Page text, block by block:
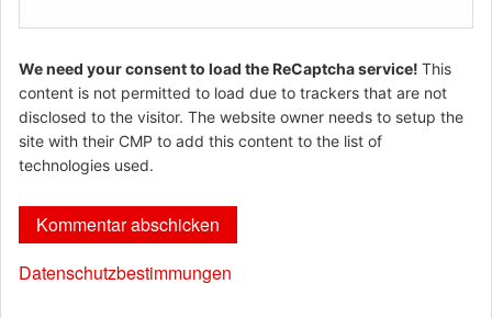
We need your consent to load the ReCaptcha service! This
content is not permitted to load due to trackers that are not
disclosed to the visitor. The website owner needs to setup the
site with their CMP to add this content to the list of
technologies used.
Datenschutzbestimmungen